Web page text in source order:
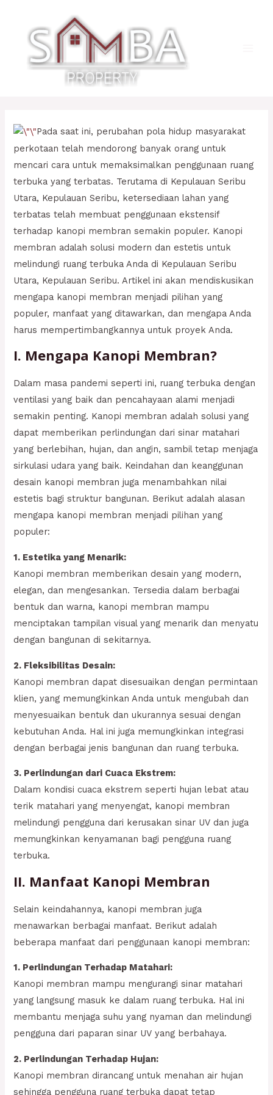
konten
Pada saat ini, perubahan pola hidup masyarakat
perkotaan telah mendorong banyak orang untuk
mencari cara untuk memaksimalkan penggunaan ruang
terbuka yang terbatas. Terutama di Kepulauan Seribu
Utara, Kepulauan Seribu, ketersediaan lahan yang
terbatas telah membuat penggunaan ekstensif
terhadap kanopi membran semakin populer. Kanopi
membran adalah solusi modern dan estetis untuk
melindungi ruang terbuka Anda di Kepulauan Seribu
Utara, Kepulauan Seribu. Artikel ini akan mendiskusikan
mengapa kanopi membran menjadi pilihan yang
populer, manfaat yang ditawarkan, dan mengapa Anda
harus mempertimbangkannya untuk proyek Anda.
I. Mengapa Kanopi Membran?
Dalam masa pandemi seperti ini, ruang terbuka dengan
ventilasi yang baik dan pencahayaan alami menjadi
semakin penting. Kanopi membran adalah solusi yang
dapat memberikan perlindungan dari sinar matahari
yang berlebihan, hujan, dan angin, sambil tetap menjaga
sirkulasi udara yang baik. Keindahan dan keanggunan
desain kanopi membran juga menambahkan nilai
estetis bagi struktur bangunan. Berikut adalah alasan
mengapa kanopi membran menjadi pilihan yang
populer:
1. Estetika yang Menarik:
Kanopi membran memberikan desain yang modern,
elegan, dan mengesankan. Tersedia dalam berbagai
bentuk dan warna, kanopi membran mampu
menciptakan tampilan visual yang menarik dan menyatu
dengan bangunan di sekitarnya.
2. Fleksibilitas Desain:
Kanopi membran dapat disesuaikan dengan permintaan
klien, yang memungkinkan Anda untuk mengubah dan
menyesuaikan bentuk dan ukurannya sesuai dengan
kebutuhan Anda. Hal ini juga memungkinkan integrasi
dengan berbagai jenis bangunan dan ruang terbuka.
3. Perlindungan dari Cuaca Ekstrem:
Dalam kondisi cuaca ekstrem seperti hujan lebat atau
terik matahari yang menyengat, kanopi membran
melindungi pengguna dari kerusakan sinar UV dan juga
memungkinkan kenyamanan bagi pengguna ruang
terbuka.
II. Manfaat Kanopi Membran
Selain keindahannya, kanopi membran juga
menawarkan berbagai manfaat. Berikut adalah
beberapa manfaat dari penggunaan kanopi membran:
1. Perlindungan Terhadap Matahari:
Kanopi membran mampu mengurangi sinar matahari
yang langsung masuk ke dalam ruang terbuka. Hal ini
membantu menjaga suhu yang nyaman dan melindungi
pengguna dari paparan sinar UV yang berbahaya.
2. Perlindungan Terhadap Hujan:
Kanopi membran dirancang untuk menahan air hujan
sehingga pengguna ruang terbuka dapat tetap